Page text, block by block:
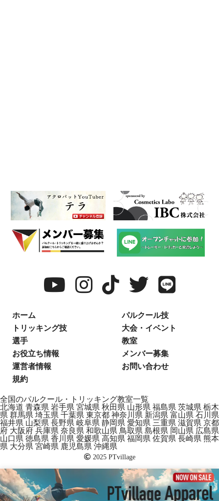
ホーム
パルクール技
トリッキング技
大会・イベント
選手
教室
お役立ち情報
メンバー募集
運営者情報
お問い合わせ
規約
全国のパルクール・トリッキング教室一覧
北海道 青森県 岩手県 宮城県 秋田県 山形県 福島県 茨城県 栃木
県 群馬県 埼玉県 千葉県 東京都 神奈川県 新潟県 富山県 石川県
福井県 山梨県 長野県 岐阜県 静岡県 愛知県 三重県 滋賀県 京都
府 大阪府 兵庫県 奈良県 和歌山県 鳥取県 島根県 岡山県 広島県
山口県 徳島県 香川県 愛媛県 高知県 福岡県 佐賀県 長崎県 熊本
県 大分県 宮崎県 鹿児島県 沖縄県
2025 PTvillage